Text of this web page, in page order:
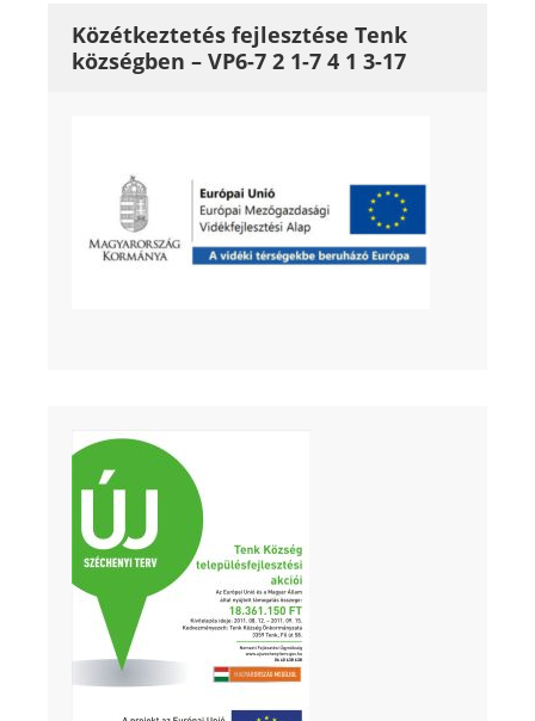
Közétkeztetés fejlesztése Tenk
községben – VP6-7 2 1-7 4 1 3-17